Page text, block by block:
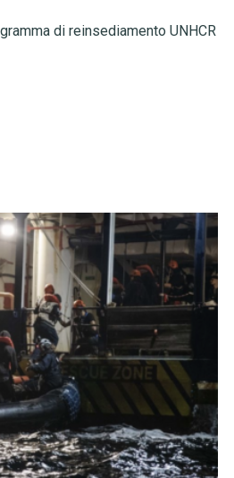
di reinsediamento UNHCR